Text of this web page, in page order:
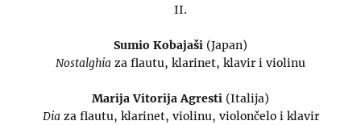
II.
Sumio Kobajaši (Japan)
Nostalghia za flautu, klarinet, klavir i violinu
Marija Vitorija Agresti (Italija)
Diaza flautu, klarinet, violinu, violončelo i klavir